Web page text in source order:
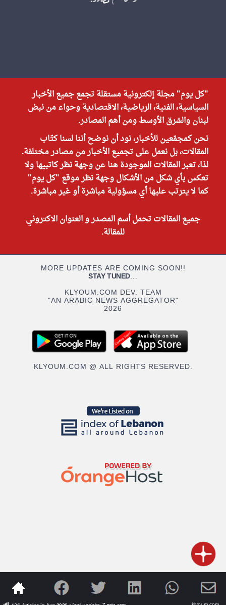
"كل يوم" مجلة إلكترونية مستقلة تجمع جميع الأخبار
السياسية، الفنية، الرياضية، الاقتصادية وحواء من نبض
لبنان والشرق الأوسط ومن أهم المصادر.
نحن كمجمّعين للأخبار، نود أن نوضح أننا لسنا كتّاب
المقالات، بل نعمل على تجميع الأخبار من مصادر مختلفة.
لذا، تعبر المقالات الموجودة هنا عن وجهة نظر كاتبيها ولا
تعكس بأي شكل من الأشكال وجهة نظر موقع "كل يوم"
كما لا يترتب عليها أي مسؤولية مباشرة أو غير مباشرة.
جميع المقالات تحمل أسم المصدر و العنوان الاكتروني
للمقالة.
MORE UPDATES ARE COMING SOON!!
STAY TUNED...
KLYOUM.COM DEV. TEAM
"AN ARABIC NEWS AGGREGATOR"
2026
KLYOUM.COM @ ALL RIGHTS RESERVED.